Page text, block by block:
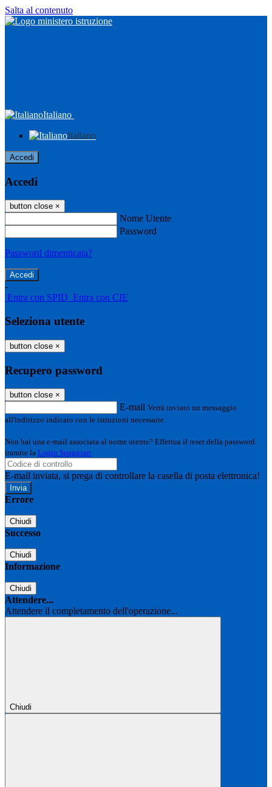
Salta al contenuto
Italiano
Italiano
Accedi
Accedi
button close ×
Nome Utente
Password
Password dimenticata?
-
Entra con SPID Entra con CIE
Seleziona utente
button close ×
Recupero password
button close ×
E-mail Verrà inviato un messaggio
all'indirizzo indicato con le istruzioni necessarie.
Non hai una e-mail associata al nome utente? Effettua il reset della password
tramite la Login Spaggiari
E-mail inviata, si prega di controllare la casella di posta elettronica!
Errore
Chiudi
Successo
Chiudi
Informazione
Chiudi
Attendere...
Attendere il completamento dell'operazione...
Chiudi